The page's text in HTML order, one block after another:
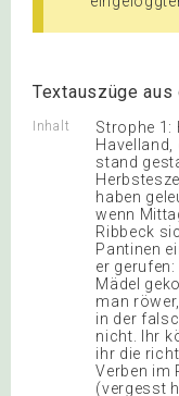
Textauszüge aus
Inhalt
Strophe 1:
Havelland,
stand
haben
wenn
Ribbeck
Pantinen
er gerufen:
Mädel
man
in der
nicht. Ihr
ihr die
Verben im
(vergesst